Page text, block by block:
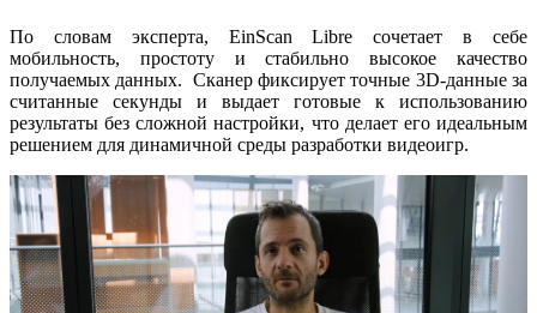
По словам эксперта, EinScan Libre сочетает в себе
мобильность, простоту и стабильно высокое качество
получаемых данных. Сканер фиксирует точные 3D-данные за
считанные секунды и выдает готовые к использованию
результаты без сложной настройки, что делает его идеальным
решением для динамичной среды разработки видеоигр.